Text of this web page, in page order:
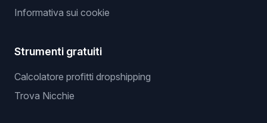
Informativa sui cookie
Strumenti gratuiti
Calcolatore profitti dropshipping
Trova Nicchie